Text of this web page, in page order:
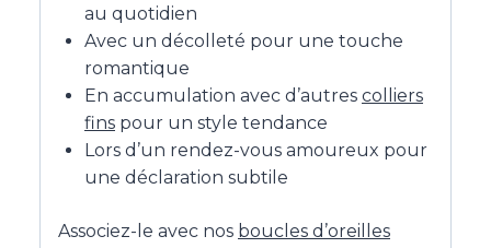
au quotidien
Avec un décolleté pour une touche
romantique
En accumulation avec d’autres colliers
fins pour un style tendance
Lors d’un rendez-vous amoureux pour
une déclaration subtile
Associez-le avec nos boucles d’oreilles